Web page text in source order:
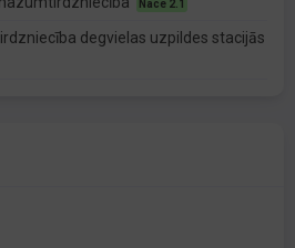
Nace 2.1
degvielas uzpildes stacijās